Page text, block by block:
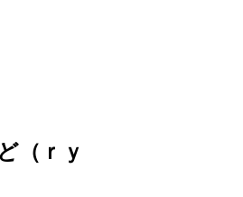
（ｒｙ